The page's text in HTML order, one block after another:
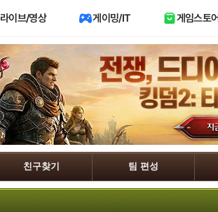
라이브/영상 게이밍/IT 게임스토어
친구찾기 팀 편성